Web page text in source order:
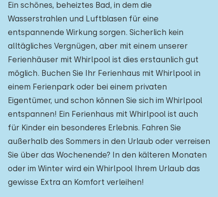
Ein schönes, beheiztes Bad, in dem die
Wasserstrahlen und Luftblasen für eine
entspannende Wirkung sorgen. Sicherlich kein
alltägliches Vergnügen, aber mit einem unserer
Ferienhäuser mit Whirlpool ist dies erstaunlich gut
möglich. Buchen Sie Ihr Ferienhaus mit Whirlpool in
einem Ferienpark oder bei einem privaten
Eigentümer, und schon können Sie sich im Whirlpool
entspannen! Ein Ferienhaus mit Whirlpool ist auch
für Kinder ein besonderes Erlebnis. Fahren Sie
außerhalb des Sommers in den Urlaub oder verreisen
Sie über das Wochenende? In den kälteren Monaten
oder im Winter wird ein Whirlpool Ihrem Urlaub das
gewisse Extra an Komfort verleihen!